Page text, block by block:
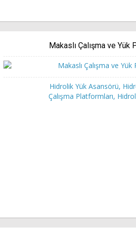
Makaslı Çalışma ve Yük
Hidrolik Yük Asansörü,
Çalışma Platformları,